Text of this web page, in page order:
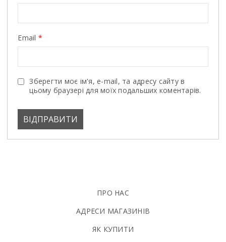
Email *
Зберегти моє ім'я, e-mail, та адресу сайту в
цьому браузері для моїх подальших коментарів.
ПРО НАС
АДРЕСИ МАГАЗИНІВ
ЯК КУПИТИ